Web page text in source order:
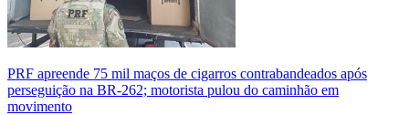
PRF apreende 75 mil maços de cigarros contrabandeados após
perseguição na BR-262; motorista pulou do caminhão em
movimento